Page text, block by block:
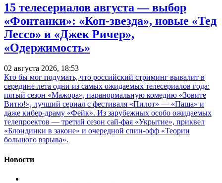
15 телесериалов августа — выбор
«Фонтанки»: «Коп-звезда», новые «Тед
Лессо» и «Джек Ричер»,
«Одержимость»
02 августа 2026, 18:53
Кто бы мог подумать, что российский стриминг вывалит в
середине лета одни из самых ожидаемых телесериалов года:
пятый сезон «Мажора», паранормальную комедию «Зовите
Витю!», лучший сериал с фестиваля «Пилот» — «Паша» и
даже кибер-драму «Фейк». Из зарубежных особо ожидаемых
телепроектов — третий сезон сай-фая «Укрытие», приквел
«Блондинки в законе» и очередной спин-офф «Теории
большого взрыва».
Новости